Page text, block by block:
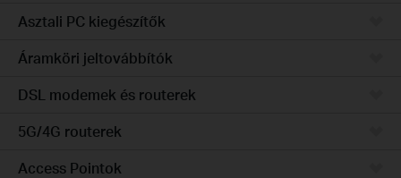
Asztali PC kiegészítők
Áramköri jeltovábbítók
DSL modemek és routerek
5G/4G routerek
Access Pointok